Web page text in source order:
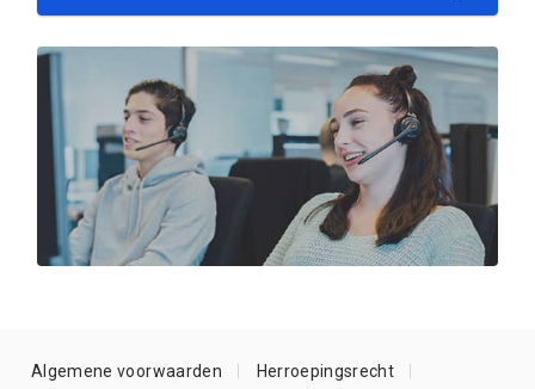
Algemene voorwaarden Herroepingsrecht